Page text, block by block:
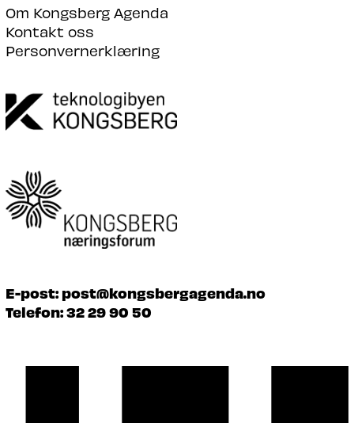
Om Kongsberg Agenda
Kontakt oss
Personvernerklæring
E-post: post@kongsbergagenda.no
Telefon:32 29 90 50